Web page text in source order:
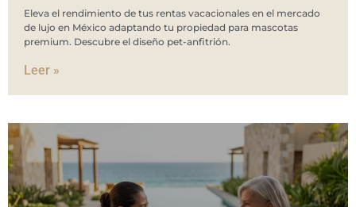
Eleva el rendimiento de tus rentas vacacionales en el mercado
de lujo en México adaptando tu propiedad para mascotas
premium. Descubre el diseño pet-anfitrión.
Leer »